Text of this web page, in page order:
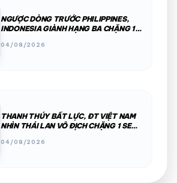
NGƯỢC DÒNG TRƯỚC PHILIPPINES,
INDONESIA GIÀNH HẠNG BA CHẶNG 1
04/08/2026
THANH THÚY BẤT LỰC, ĐT VIỆT NAM
NHÌN THÁI LAN VÔ ĐỊCH CHẶNG 1 SEA
04/08/2026